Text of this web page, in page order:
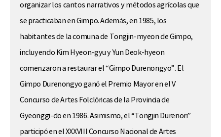
organizar los cantos narrativos y métodos agrícolas que
se practicaban en Gimpo. Además, en 1985, los
habitantes de la comuna de Tongjin-myeon de Gimpo,
incluyendo Kim Hyeon-gyu y Yun Deok-hyeon
comenzaron a restaurar el “Gimpo Durenongyo”. El
Gimpo Durenongyo ganó el Premio Mayor en el V
Concurso de Artes Folclóricas de la Provincia de
Gyeonggi-do en 1986. Asimismo, el “Tongjin Durenori”
participó en el XXXVIII Concurso Nacional de Artes